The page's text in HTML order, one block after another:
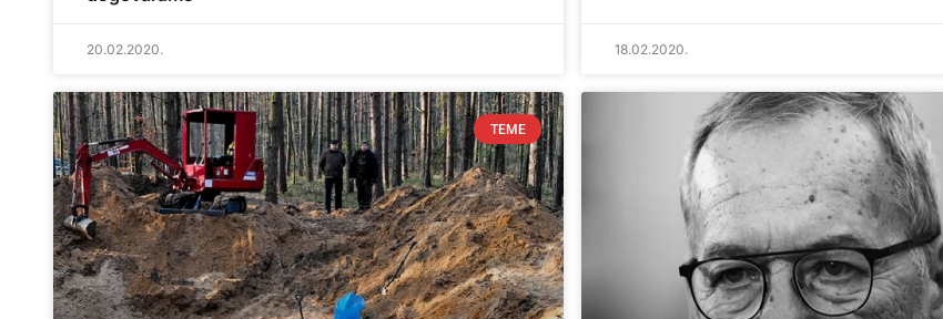
20.02.2020. 18.02.2020.
TEME